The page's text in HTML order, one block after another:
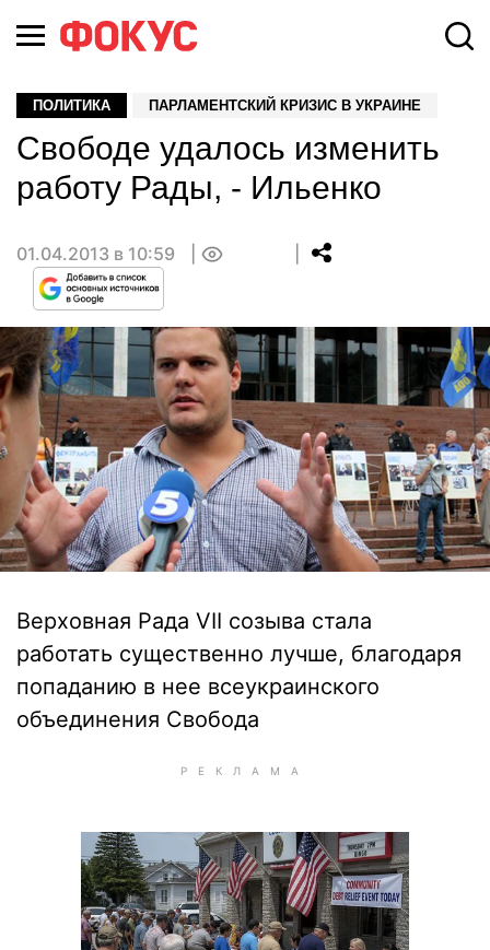
ПОЛИТИКА ПАРЛАМЕНТСКИЙ КРИЗИС В УКРАИНЕ
Свободе удалось изменить
работу Рады, - Ильенко
01.04.2013 в 10:59
Верховная Рада VII созыва стала
работать существенно лучше, благодаря
попаданию в нее всеукраинского
объединения Свобода